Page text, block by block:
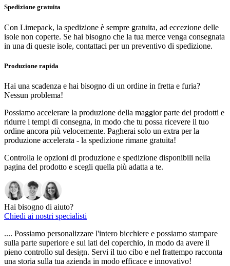
Spedizione gratuita
Con Limepack, la spedizione è sempre gratuita, ad eccezione delle
isole non coperte. Se hai bisogno che la tua merce venga consegnata
in una di queste isole, contattaci per un preventivo di spedizione.
Produzione rapida
Hai una scadenza e hai bisogno di un ordine in fretta e furia?
Nessun problema!
Possiamo accelerare la produzione della maggior parte dei prodotti e
ridurre i tempi di consegna, in modo che tu possa ricevere il tuo
ordine ancora più velocemente. Pagherai solo un extra per la
produzione accelerata - la spedizione rimane gratuita!
Controlla le opzioni di produzione e spedizione disponibili nella
pagina del prodotto e scegli quella più adatta a te.
Hai bisogno di aiuto?
Chiedi ai nostri specialisti
.... Possiamo personalizzare l'intero bicchiere e possiamo stampare
sulla parte superiore e sui lati del coperchio, in modo da avere il
pieno controllo sul design. Servi il tuo cibo e nel frattempo racconta
una storia sulla tua azienda in modo efficace e innovativo!